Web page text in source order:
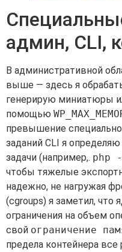
админ, CLI,
В административной
выше — здесь я
генерирую миниатюры
помощью
превышение
заданий CLI я
задачи (например,. php
чтобы тяжелые
надежно, не нагружая
(cgroups) я заметил, что
ограничения на объем
свой ограничение
предела контейнера все